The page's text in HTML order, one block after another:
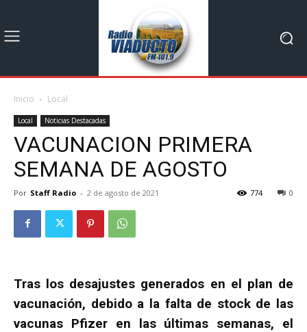
Inicio Local
Local Noticias Destacadas
VACUNACION PRIMERA
SEMANA DE AGOSTO
Por Staff Radio - 2 de agosto de 2021 0
774
Tras los desajustes generados en el plan de
vacunación, debido a la falta de stock de las
vacunas Pfizer en las últimas semanas, el